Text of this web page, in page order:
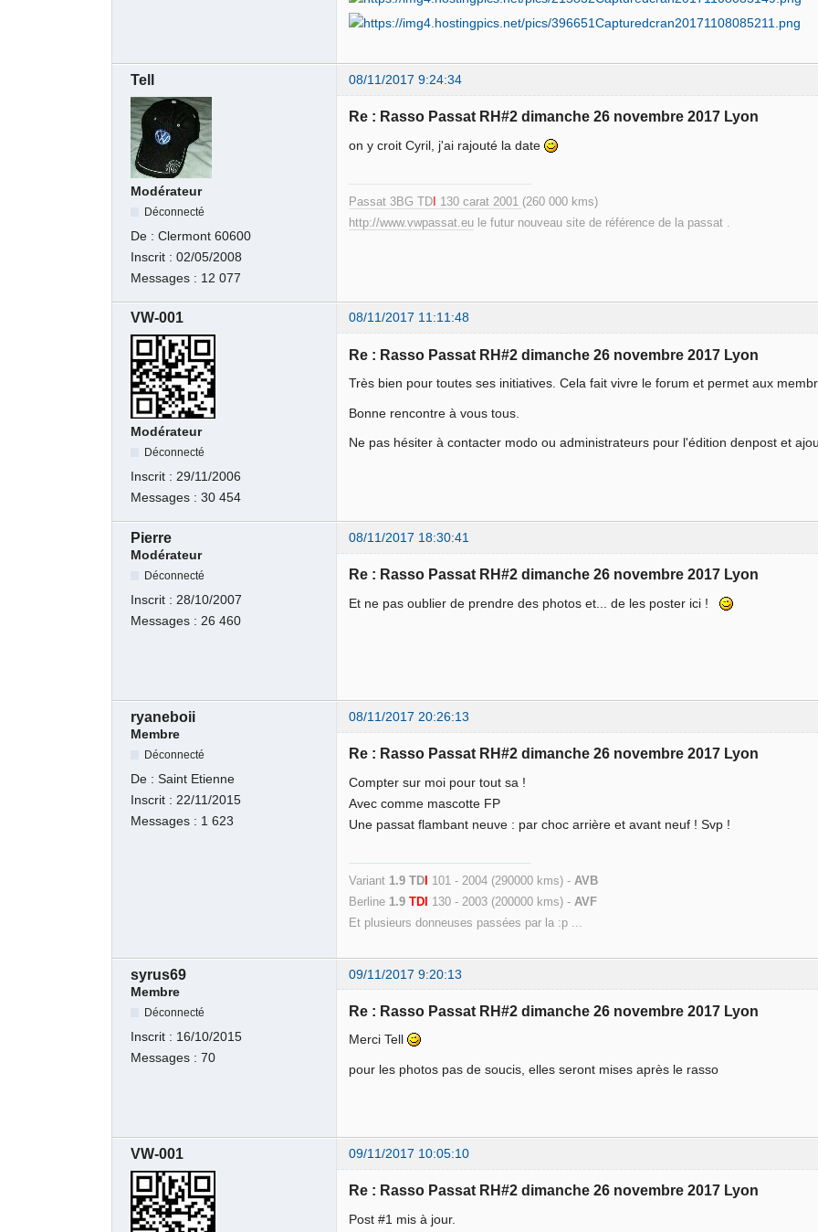
Tell 08/11/2017 9:24:34
Modérateur
Déconnecté
De :Clermont 60600
Inscrit :02/05/2008
Messages : 12 077
Re : Rasso Passat RH#2 dimanche 26 novembre 2017 Lyon
on y croit Cyril, j'ai rajouté la date
Passat 3BG TD 130 carat 2001 (260 000 kms)
http://www.vwpassat.eu le futur nouveau site de référence de la passat .
VW-001 08/11/2017 11:11:48
Modérateur
Déconnecté
Inscrit :29/11/2006
Messages :30 454
Re : Rasso Passat RH#2 dimanche 26 novembre 2017 Lyon
Très bien pour toutes ses initiatives. Cela fait vivre le forum et permet aux
Bonne rencontre à vous tous.
Ne pas hésiter à contacter modo ou administrateurs pour l'édition denpost et
Pierre
08/11/2017 18:30:41
Modérateur
Déconnecté
Inscrit :28/10/2007
Messages :26 460
Re : Rasso Passat RH#2 dimanche 26 novembre 2017 Lyon
Et ne pas oublier de prendre des photos et... de les poster ici !
ryaneboii
08/11/2017 20:26:13
Membre
Déconnecté
De :Saint Etienne
Inscrit :22/11/2015
Messages : 1 623
Re : Rasso Passat RH#2 dimanche 26 novembre 2017 Lyon
Compter sur moi pour tout sa !
Avec comme mascotte FP
Une passat flambant neuve : par choc arrière et avant neuf ! Svp !
Variant 1.9 TDI 101 - 2004 (290000 kms) - AVB
Berline 1.9TDI 130 - 2003 (200000 kms) - AVF
Et plusieurs donneuses passées par la :p ...
syrus69
09/11/2017 9:20:13
Membre
Déconnecté
Inscrit : 16/10/2015
Messages :70
Re : Rasso Passat RH#2 dimanche 26 novembre 2017 Lyon
Merci Tell
pour les photos pas de soucis, elles seront mises après le rasso
VW-001 09/11/2017 10:05:10
Re : Rasso Passat RH#2 dimanche 26 novembre 2017 Lyon
Post #1 mis à jour.